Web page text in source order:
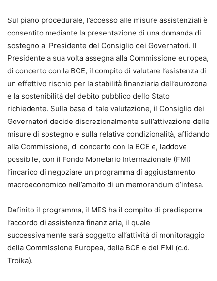
Sul piano procedurale, l’accesso alle misure assistenziali è
consentito mediante la presentazione di una domanda di
sostegno al Presidente del Consiglio dei Governatori. Il
Presidente a sua volta assegna alla Commissione europea,
di concerto con la BCE, il compito di valutare l’esistenza di
un effettivo rischio per la stabilità finanziaria dell’eurozona
e la sostenibilità del debito pubblico dello Stato
richiedente. Sulla base di tale valutazione, il Consiglio dei
Governatori decide discrezionalmente sull’attivazione delle
misure di sostegno e sulla relativa condizionalità, affidando
alla Commissione, di concerto con la BCE e, laddove
possibile, con il Fondo Monetario Internazionale (FMI)
l’incarico di negoziare un programma di aggiustamento
macroeconomico nell’ambito di un memorandum d’intesa.
Definito il programma, il MES ha il compito di predisporre
l’accordo di assistenza finanziaria, il quale
successivamente sarà soggetto all’attività di monitoraggio
della Commissione Europea, della BCE e del FMI (c.d.
Troika).